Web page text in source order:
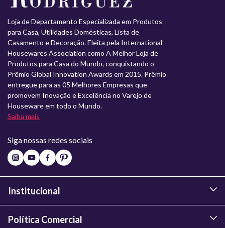
Loja de Departamento Especializada em Produtos
para Casa, Utilidades Domésticas, Lista de
Casamento e Decoração. Eleita pela International
Housewares Association como A Melhor Loja de
Produtos para Casa do Mundo, conquistando o
Prêmio Global Innovation Awards em 2015. Prêmio
entregue para as 05 Melhores Empresas que
promovem Inovação e Excelência no Varejo de
Houseware em todo o Mundo.
Saiba mais
Siga nossas redes sociais
Institucional
Política Comercial